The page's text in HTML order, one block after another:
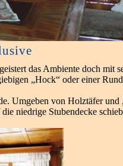
das Ambiente doch mit
„Hock“ oder einer
Umgeben von Holztäfer und
niedrige Stubendecke